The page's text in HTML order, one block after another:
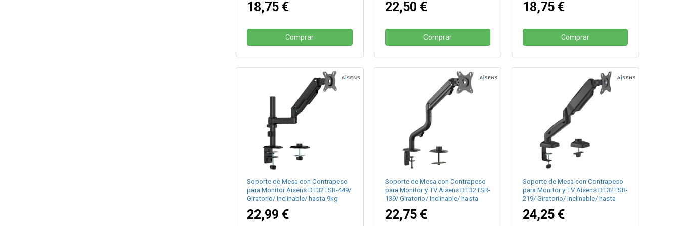
18,75 €
Comprar
22,50 €
Comprar
18,75 €
Comprar
Soporte de Mesa con Contrapeso
para Monitor Aisens DT32TSR-449/
Giratorio/ Inclinable/ hasta 9kg
22,99 €
Soporte de Mesa con Contrapeso
para Monitor y TV Aisens DT32TSR-
139/ Giratorio/ Inclinable/ hasta
22,75 €
Soporte de Mesa con Contrapeso
para Monitor y TV Aisens DT32TSR-
219/ Giratorio/ Inclinable/ hasta
24,25 €